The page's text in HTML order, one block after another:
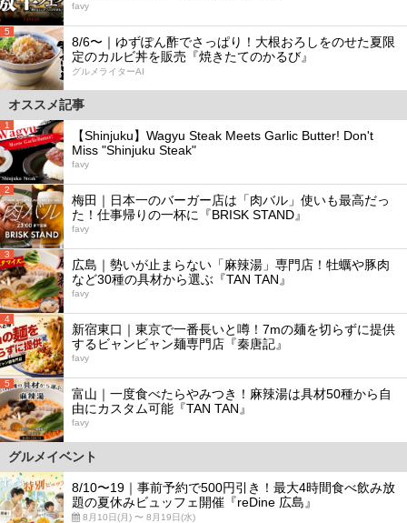
favy
5
8/6〜｜ゆずぽん酢でさっぱり！大根おろしをのせた夏限
定のカルビ丼を販売『焼きたてのかるび』
グルメライターAI
オススメ記事
1
【Shinjuku】Wagyu Steak Meets Garlic Butter! Don't
Miss "Shinjuku Steak"
favy
2
梅田｜日本一のバーガー店は「肉バル」使いも最高だっ
た！仕事帰りの一杯に『BRISK STAND』
favy
3
広島｜勢いが止まらない「麻辣湯」専門店！牡蠣や豚肉
など30種の具材から選ぶ『TAN TAN』
favy
4
新宿東口｜東京で一番長いと噂！7mの麺を切らずに提供
するビャンビャン麺専門店『秦唐記』
favy
5
富山｜一度食べたらやみつき！麻辣湯は具材50種から自
由にカスタム可能『TAN TAN』
favy
グルメイベント
8/10〜19｜事前予約で500円引き！最大4時間食べ飲み放
題の夏休みビュッフェ開催『reDine 広島』
8月10日(月) 〜 8月19日(水)